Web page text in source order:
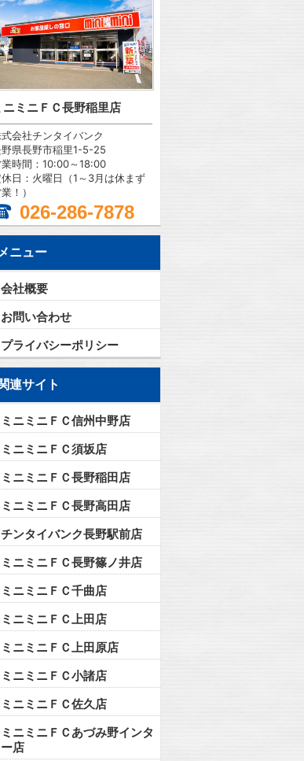
ニミニＦＣ長野稲里店
会社チンタイバンク
県長野市稲里1-5-25
時間：10:00～18:00
休日：火曜日（1～3月は休まず
！）
026-286-7878
メニュー
会社概要
お問い合わせ
プライバシーポリシー
連サイト
ミニミニＦＣ信州中野店
ミニミニＦＣ須坂店
ミニミニＦＣ長野稲田店
ミニミニＦＣ長野高田店
チンタイバンク長野駅前店
ミニミニＦＣ長野篠ノ井店
ミニミニＦＣ千曲店
ミニミニＦＣ上田店
ミニミニＦＣ上田原店
ミニミニＦＣ小諸店
ミニミニＦＣ佐久店
ミニミニＦＣあづみ野インタ
ー店